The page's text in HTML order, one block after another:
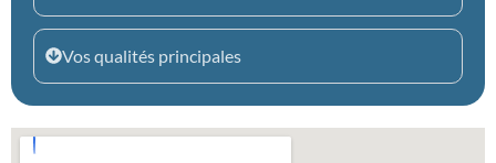
Vos qualités principales